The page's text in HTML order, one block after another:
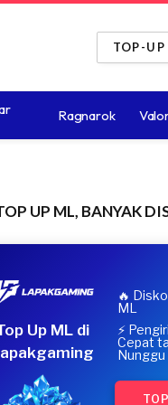
TOP-UP
Ragnarok
UP ML, BANYAK
Up ML di
🔥
ML
⚡
Cepat
Nunggu